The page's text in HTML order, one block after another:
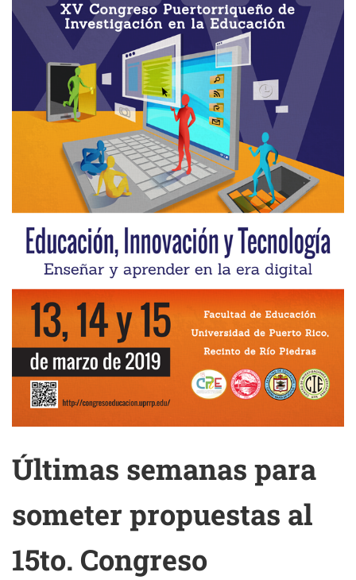
Últimas semanas para
someter propuestas al
15to. Congreso